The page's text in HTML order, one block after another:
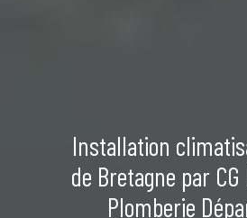
Installation
de Bretagne par
Plomberie